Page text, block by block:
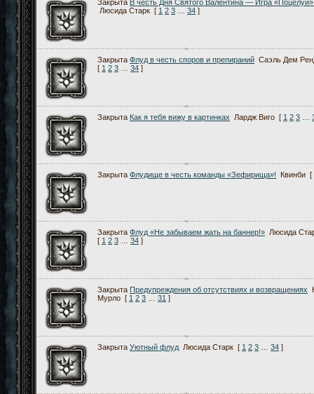
Закрыта В честь Дня Святого Валентина — Игра
Люсида Старк [ 1 2 3 34 ]
Закрыта Флуд в честь споров и препираний Саэль Дем
[ 1 2 3 34 ]
Закрыта Как я тебя вижу в картинках Лардж Виго [ 1 2 3
Закрыта Флудище в честь команды «Зефирища»! Квинби [
Закрыта Флуд «Не забываем жать на баннер!» Люсида
[ 1 2 3 34 ]
Закрыта Предупреждения об отсутствиях и возвращениях
Мурло [ 1 2 3 31 ]
Закрыта Уютный флуд Люсида Старк [ 1 2 3 34 ]